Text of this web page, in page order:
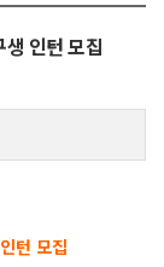
인턴 모집
턴 모집